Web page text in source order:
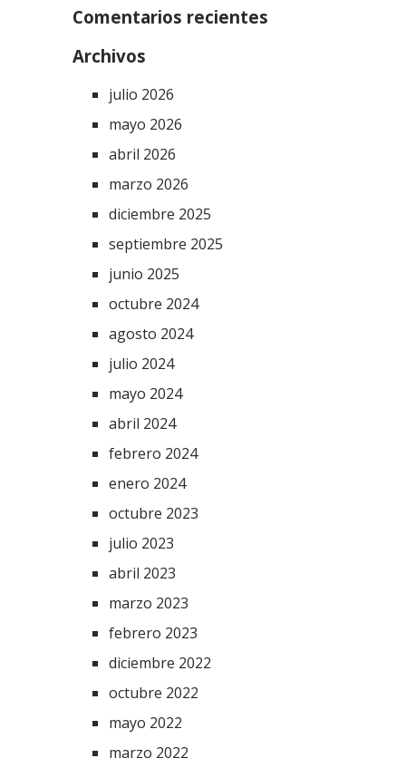
Comentarios recientes
Archivos
julio 2026
mayo 2026
abril 2026
marzo 2026
diciembre 2025
septiembre 2025
junio 2025
octubre 2024
agosto 2024
julio 2024
mayo 2024
abril 2024
febrero 2024
enero 2024
octubre 2023
julio 2023
abril 2023
marzo 2023
febrero 2023
diciembre 2022
octubre 2022
mayo 2022
marzo 2022